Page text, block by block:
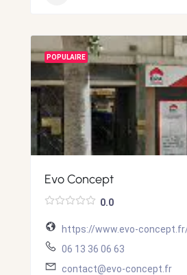
POPULAIRE
Evo Concept
0.0
https://www.evo-
06 13 36 06 63
contact@evo-concept.fr